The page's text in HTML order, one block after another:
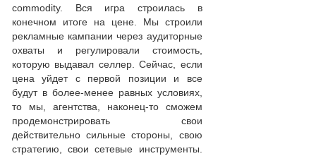
commodity. Вся игра строилась в
конечном итоге на цене. Мы строили
рекламные кампании через аудиторные
охваты и регулировали стоимость,
которую выдавал селлер. Сейчас, если
цена уйдет с первой позиции и все
будут в более-менее равных условиях,
то мы, агентства, наконец-то сможем
продемонстрировать свои
действительно сильные стороны, свою
стратегию, свои сетевые инструменты.